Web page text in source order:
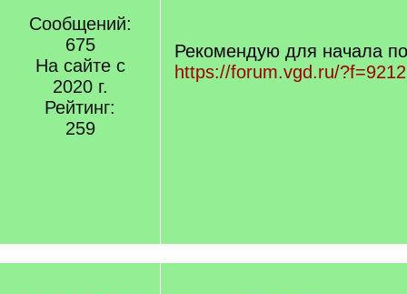
Сообщений:
675
На сайте с
2020 г.
Рейтинг:
259
Рекомендую для начала
https://forum.vgd.ru/?f=9212